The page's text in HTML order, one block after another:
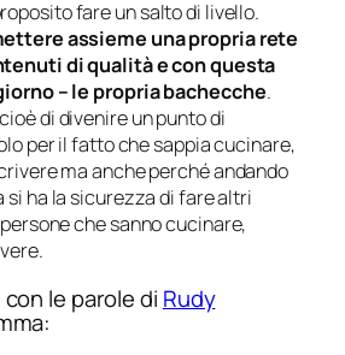
fare un salto di livello.
assieme una propria rete
di qualità e con questa
– le propria bachecche.
di divenire un punto di
per il fatto che sappia cucinare,
ma anche perché andando
si ha la sicurezza di fare altri
che sanno cucinare,
le parole di Rudy